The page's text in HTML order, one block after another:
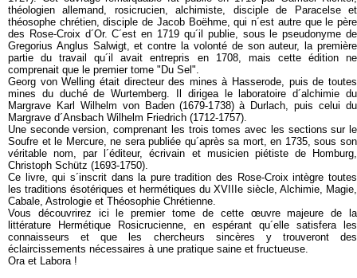
théologien allemand, rosicrucien, alchimiste, disciple de Paracelse et
théosophe chrétien, disciple de Jacob Boëhme, qui n´est autre que le père
des Rose-Croix d´Or. C´est en 1719 qu´il publie, sous le pseudonyme de
Gregorius Anglus Salwigt, et contre la volonté de son auteur, la première
partie du travail qu´il avait entrepris en 1708, mais cette édition ne
comprenait que le premier tome "Du Sel".
Georg von Welling était directeur des mines à Hasserode, puis de toutes
mines du duché de Wurtemberg. Il dirigea le laboratoire d´alchimie du
Margrave Karl Wilhelm von Baden (1679-1738) à Durlach, puis celui du
Margrave d´Ansbach Wilhelm Friedrich (1712-1757).
Une seconde version, comprenant les trois tomes avec les sections sur le
Soufre et le Mercure, ne sera publiée qu´après sa mort, en 1735, sous son
véritable nom, par l´éditeur, écrivain et musicien piétiste de Homburg,
Christoph Schütz (1693-1750).
Ce livre, qui s´inscrit dans la pure tradition des Rose-Croix intègre toutes
les traditions ésotériques et hermétiques du XVIIIe siècle, Alchimie, Magie,
Cabale, Astrologie et Théosophie Chrétienne.
Vous découvrirez ici le premier tome de cette œuvre majeure de la
littérature Hermétique Rosicrucienne, en espérant qu´elle satisfera les
connaisseurs et que les chercheurs sincères y trouveront des
éclaircissements nécessaires à une pratique saine et fructueuse.
Ora et Labora !